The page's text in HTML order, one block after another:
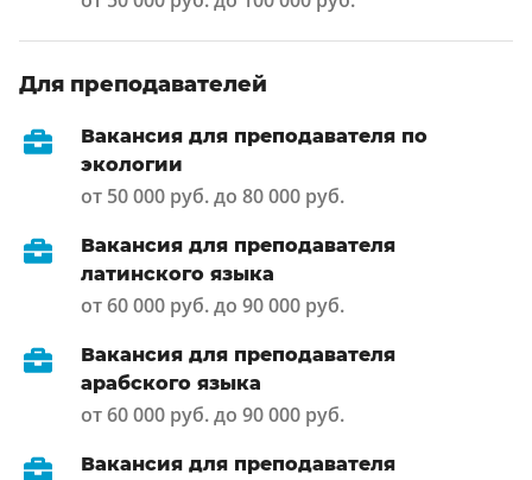
Для преподавателей
Вакансия для преподавателя по
экологии
от 50 000 руб. до 80 000 руб.
Вакансия для преподавателя
латинского языка
от 60 000 руб. до 90 000 руб.
Вакансия для преподавателя
арабского языка
от 60 000 руб. до 90 000 руб.
Вакансия для преподавателя